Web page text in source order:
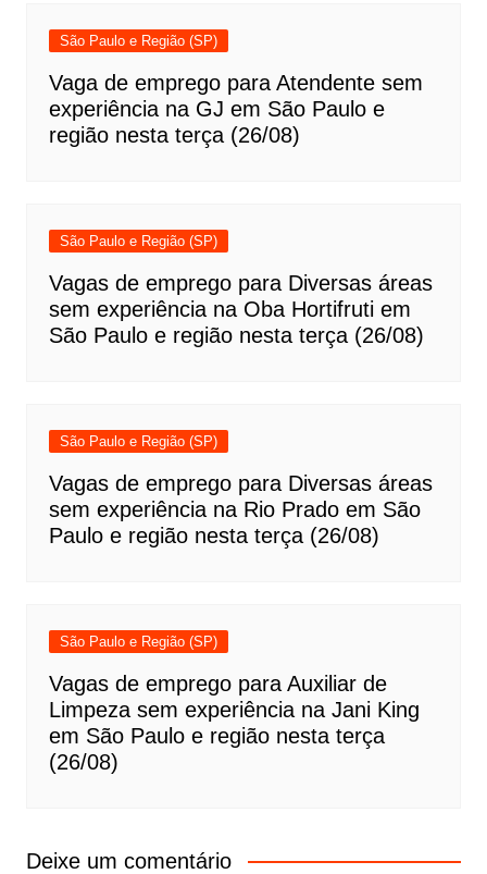
São Paulo e Região (SP)
Vaga de emprego para Atendente sem
experiência na GJ em São Paulo e
região nesta terça (26/08)
São Paulo e Região (SP)
Vagas de emprego para Diversas áreas
sem experiência na Oba Hortifruti em
São Paulo e região nesta terça (26/08)
São Paulo e Região (SP)
Vagas de emprego para Diversas áreas
sem experiência na Rio Prado em São
Paulo e região nesta terça (26/08)
São Paulo e Região (SP)
Vagas de emprego para Auxiliar de
Limpeza sem experiência na Jani King
em São Paulo e região nesta terça
(26/08)
Deixe um comentário